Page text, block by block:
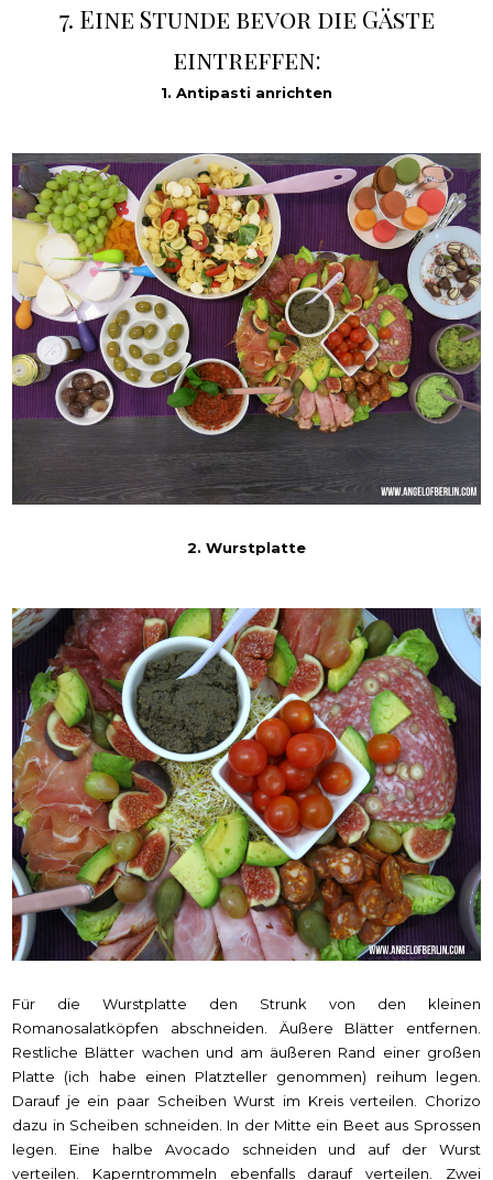
7. Eine Stunde bevor die Gäste
eintreffen:
1. Antipasti anrichten
2. Wurstplatte
Für die Wurstplatte den Strunk von den kleinen
Romanosalatköpfen abschneiden. Äußere Blätter entfernen.
Restliche Blätter wachen und am äußeren Rand einer großen
Platte (ich habe einen Platzteller genommen) reihum legen.
Darauf je ein paar Scheiben Wurst im Kreis verteilen. Chorizo
dazu in Scheiben schneiden. In der Mitte ein Beet aus Sprossen
legen. Eine halbe Avocado schneiden und auf der Wurst
verteilen. Kaperntrommeln ebenfalls darauf verteilen. Zwei